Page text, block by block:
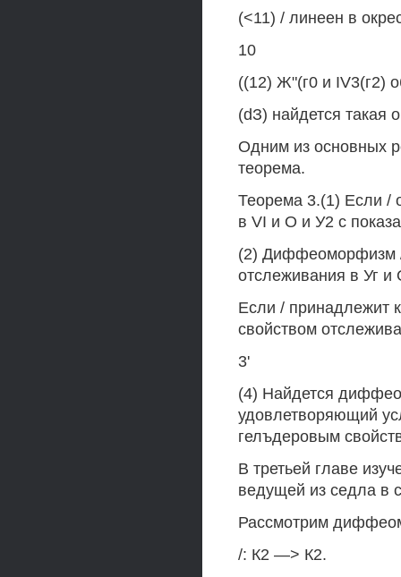
(<11) / линеен в
10
((12) Ж"(г0 и IV3(г2)
(dЗ) найдется такая
Одним из основных
теорема.
Теорема 3.(1) Если /
в VI и О и У2 с
(2) Диффеоморфизм /
отслеживания в Уг и
Если / принадлежит
свойством
3'
(4) Найдется
удовлетворяющий
гелъдеровым
В третьей главе
ведущей из седла в
Рассмотрим
/: К2 —> К2.